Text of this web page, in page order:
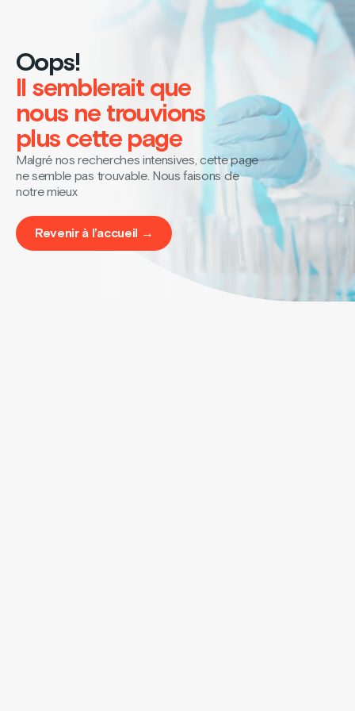
Oops!
Il semblerait que
nous ne trouvions
plus cette page
Malgré nos recherches intensives, cette page
ne semble pas trouvable. Nous faisons de
notre mieux
Revenir à l’accueil →